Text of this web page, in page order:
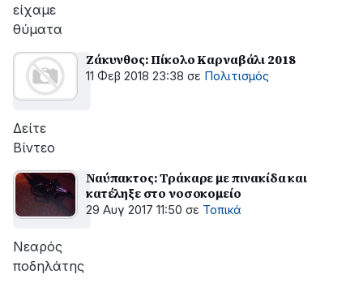
είχαμε
θύματα
Ζάκυνθος: Πίκολο Καρναβάλι 2018
11 Φεβ 2018 23:38 σε Πολιτισμός
Δείτε
Βίντεο
Ναύπακτος: Τράκαρε με πινακίδα και
κατέληξε στο νοσοκομείο
29 Αυγ 2017 11:50 σε Τοπικά
Νεαρός
ποδηλάτης